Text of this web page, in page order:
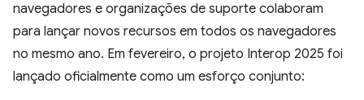
navegadores e organizações de suporte colaboram
para lançar novos recursos em todos os navegadores
no mesmo ano. Em fevereiro, o projeto Interop 2025 foi
lançado oficialmente como um esforço conjunto: